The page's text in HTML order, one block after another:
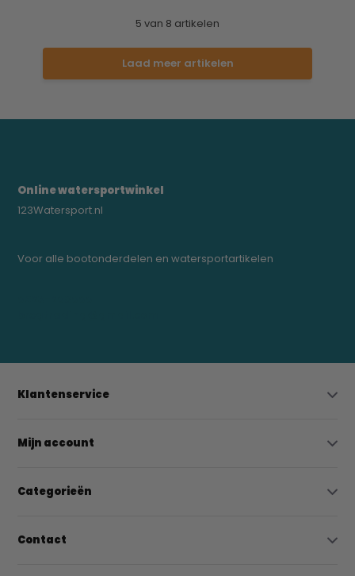
5 van 8 artikelen
Laad meer artikelen
Online watersportwinkel
123Watersport.nl
Voor alle bootonderdelen en watersportartikelen
Klantenservice
Mijn account
Categorieën
Contact